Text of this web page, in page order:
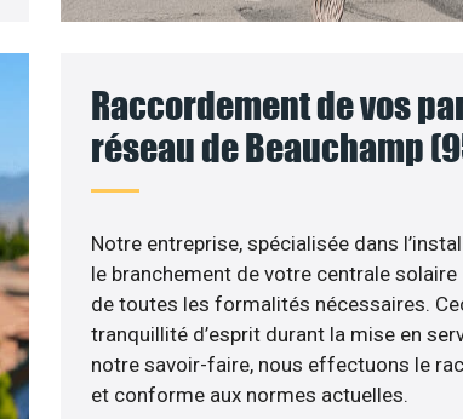
Raccordement de vos
réseau de Beauchamp
Notre entreprise, spécialisée dans
le branchement de votre centrale solaire
de toutes les formalités nécessaires.
tranquillité d’esprit durant la mise en
notre savoir-faire, nous effectuons le
et conforme aux normes actuelles.